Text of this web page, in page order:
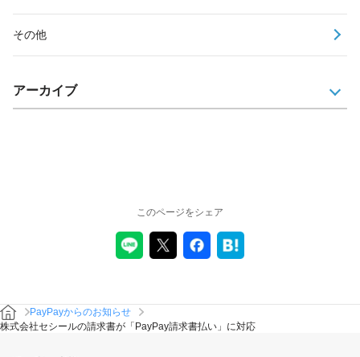
その他
アーカイブ
このページをシェア
PayPayからのお知らせ
株式会社セシールの請求書が「PayPay請求書払い」に対応